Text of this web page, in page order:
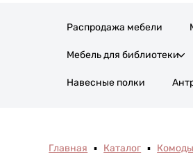
Распродажа мебели
Мебель для библиотеки
Навесные полки
Главная ▪ Каталог ▪ Комоды